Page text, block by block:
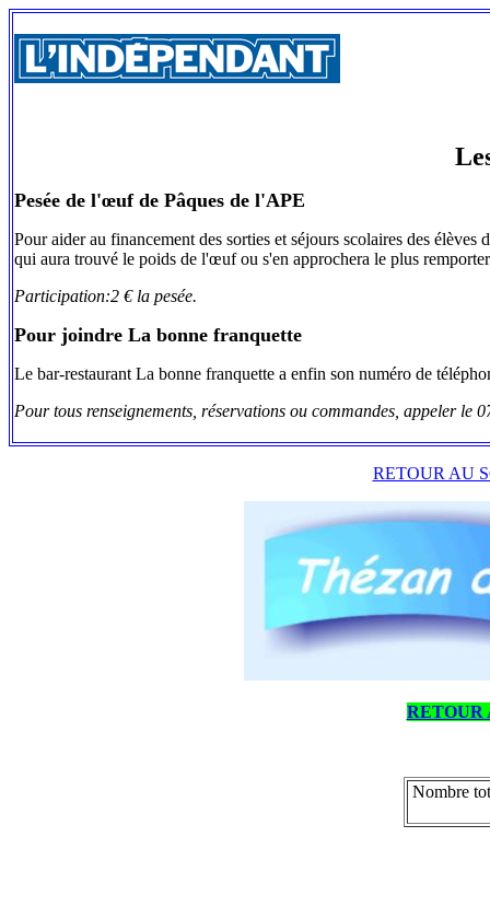
Pesée de l'œuf de Pâques de l'APE
Pour aider au financement des sorties et séjours scolaires des
qui aura trouvé le poids de l'œuf ou s'en approchera le plus
Participation:2 € la pesée.
Pour joindre La bonne franquette
Le bar-restaurant La bonne franquette a enfin son numéro de
Pour tous renseignements, réservations ou commandes, appeler le
RETOUR AU
RETOUR
Nombre